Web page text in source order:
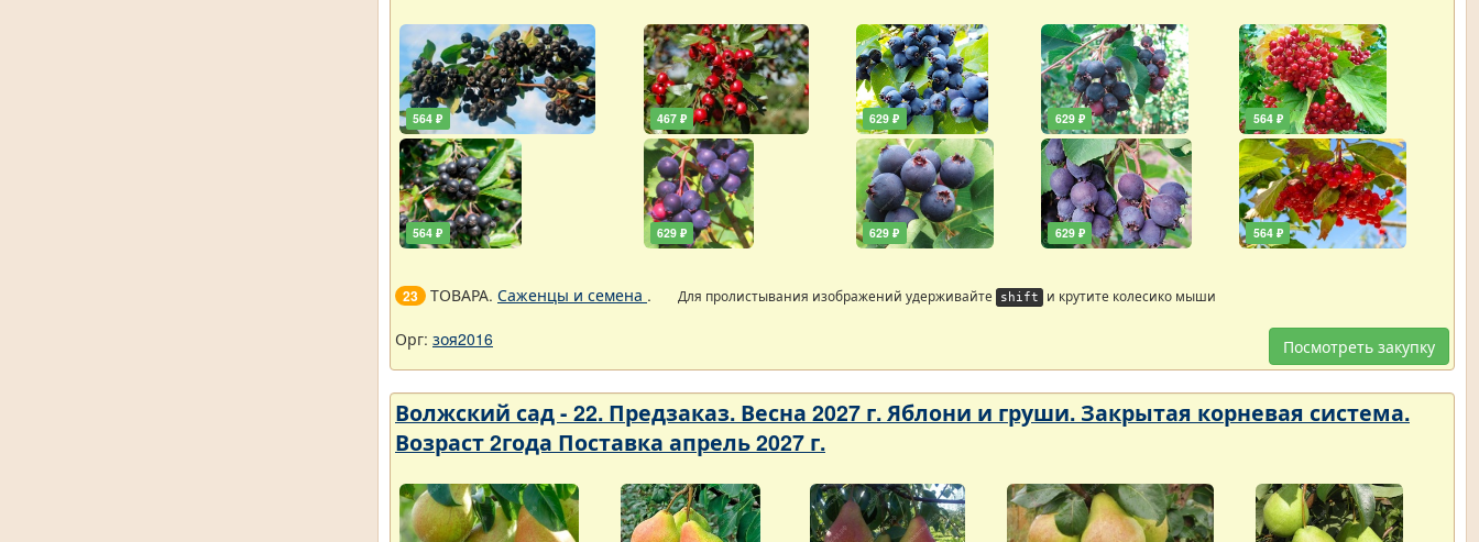
564 ₽
564 ₽
467 ₽
629 ₽
629 ₽
629 ₽
629 ₽
629 ₽
564 ₽
564 ₽
23 ТОВАРА. Саженцы и семена . Для пролистывания изображений удерживайте shift и крутите колесико мыши
Посмотреть закупку
Орг: зоя2016
Волжский сад - 22. Предзаказ. Весна 2027 г. Яблони и груши. Закрытая корневая система.
Возраст 2года Поставка апрель 2027 г.